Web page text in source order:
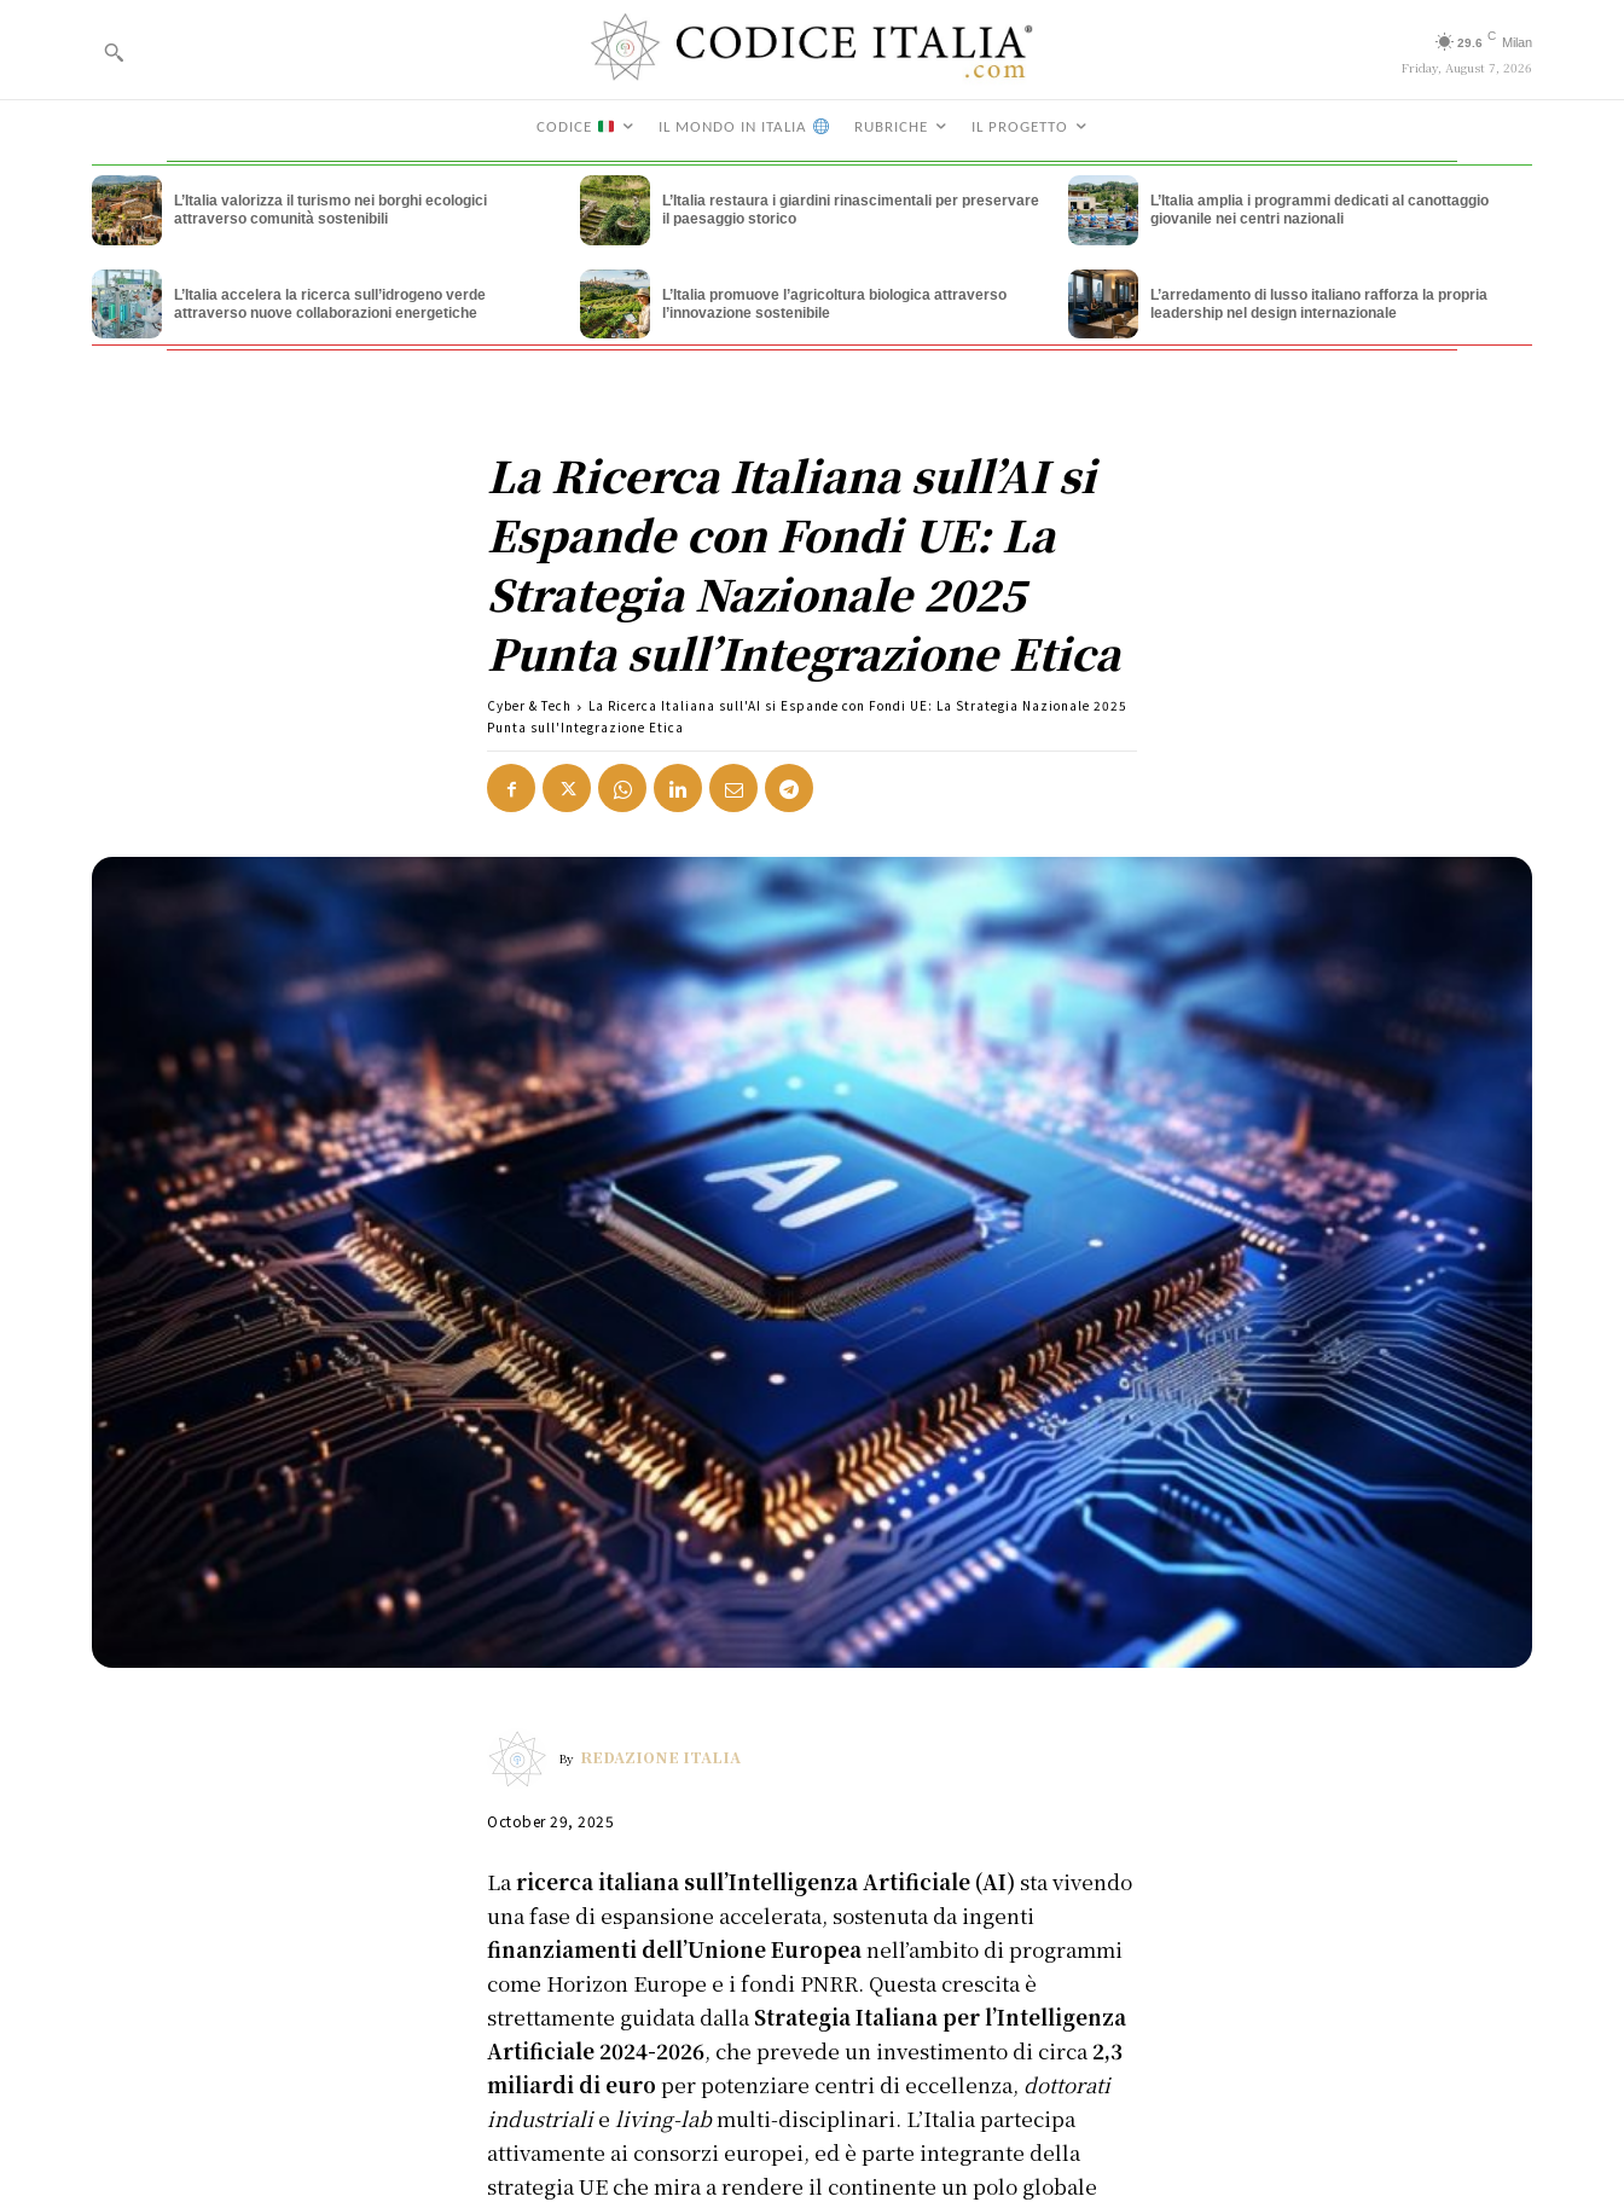
29.6
C Milan
Friday, August 7, 2026
CODICE IL MONDO IN ITALIA RUBRICHE IL PROGETTO
L’Italia valorizza il turismo nei borghi ecologici
attraverso comunità sostenibili
L’Italia restaura i giardini rinascimentali per preservare
il paesaggio storico
L’Italia amplia i programmi dedicati al canottaggio
giovanile nei centri nazionali
L’Italia accelera la ricerca sull’idrogeno verde
attraverso nuove collaborazioni energetiche
L’Italia promuove l’agricoltura biologica attraverso
l’innovazione sostenibile
L’arredamento di lusso italiano rafforza la propria
leadership nel design internazionale
La Ricerca Italiana sull’AI si
Espande con Fondi UE: La
Strategia Nazionale 2025
Punta sull’Integrazione Etica
Cyber & Tech
La Ricerca Italiana sull'AI si Espande con Fondi UE: La Strategia Nazionale 2025
Punta sull'Integrazione Etica
By REDAZIONE ITALIA
October 29, 2025
Laricerca italiana sull’Intelligenza Artificiale (AI) sta vivendo
una fase di espansione accelerata, sostenuta da ingenti
finanziamenti dell’Unione Europeanell’ambito di programmi
come Horizon Europe e i fondi PNRR. Questa crescita è
strettamente guidata dalla Strategia Italiana per l’Intelligenza
Artificiale 2024-2026, che prevede un investimento di circa 2,3
miliardi di euro per potenziare centri di eccellenza, dottorati
industrialie living-labmulti-disciplinari. L’Italia partecipa
attivamente ai consorzi europei, ed è parte integrante della
strategia UE che mira a rendere il continente un polo globale